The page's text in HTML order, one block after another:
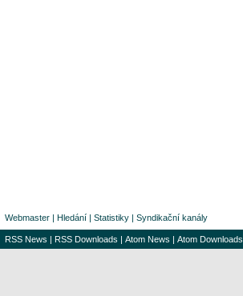
Webmaster | Hledání | Statistiky | Syndikační kanály
RSS News | RSS Downloads | Atom News | Atom Downloads